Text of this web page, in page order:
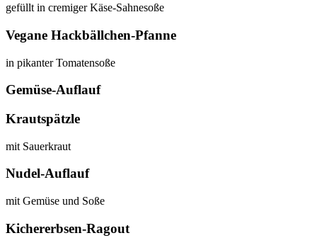
gefüllt in cremiger Käse-Sahnesoße
Vegane Hackbällchen-Pfanne
in pikanter Tomatensoße
Gemüse-Auflauf
Krautspätzle
mit Sauerkraut
Nudel-Auflauf
mit Gemüse und Soße
Kichererbsen-Ragout